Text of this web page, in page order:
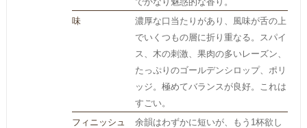
味
濃厚な口当たりがあり、風味が舌の上
でいくつもの層に折り重なる。スパイ
ス、木の刺激、果肉の多いレーズン、
たっぷりのゴールデンシロップ、ポリ
ッジ。極めてバランスが良好。これは
すごい。
フィニッシュ
余韻はわずかに短いが、もう1杯欲し